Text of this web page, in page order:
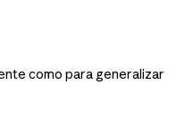
como para generalizar